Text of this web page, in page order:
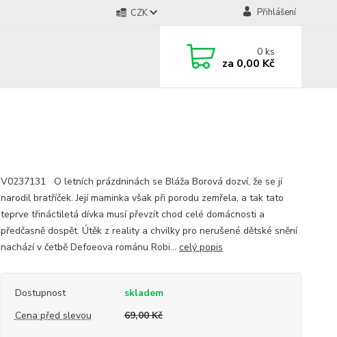
CZK Přihlášení
0ks
za 0,00 Kč
V0237131 O letních prázdninách se Bláža Borová dozví, že se jí
narodil bratříček. Její maminka však při porodu zemřela, a tak tato
teprve třináctiletá dívka musí převzít chod celé domácnosti a
předčasně dospět. Útěk z reality a chvilky pro nerušené dětské snění
nachází v četbě Defoeova románu Robi... celý popis
Dostupnost
skladem
Cena před slevou
69,00 Kč